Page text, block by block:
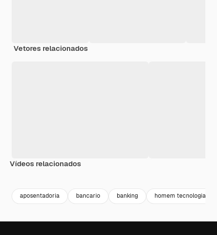
Vetores relacionados
Vídeos relacionados
aposentadoria bancario banking homem tecnologia